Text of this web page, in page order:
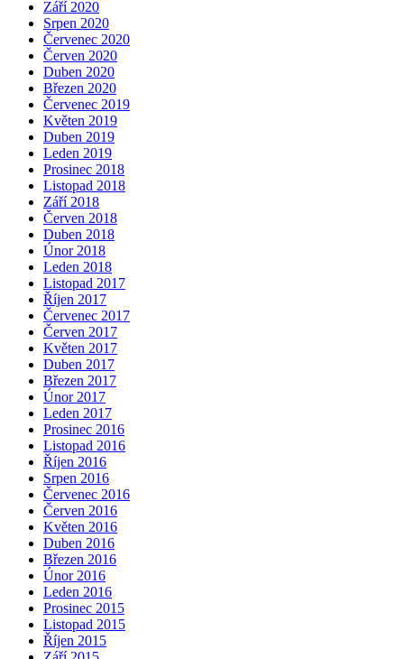
Září 2020
Srpen 2020
Červenec 2020
Červen 2020
Duben 2020
Březen 2020
Červenec 2019
Květen 2019
Duben 2019
Leden 2019
Prosinec 2018
Listopad 2018
Září 2018
Červen 2018
Duben 2018
Únor 2018
Leden 2018
Listopad 2017
Říjen 2017
Červenec 2017
Červen 2017
Květen 2017
Duben 2017
Březen 2017
Únor 2017
Leden 2017
Prosinec 2016
Listopad 2016
Říjen 2016
Srpen 2016
Červenec 2016
Červen 2016
Květen 2016
Duben 2016
Březen 2016
Únor 2016
Leden 2016
Prosinec 2015
Listopad 2015
Říjen 2015